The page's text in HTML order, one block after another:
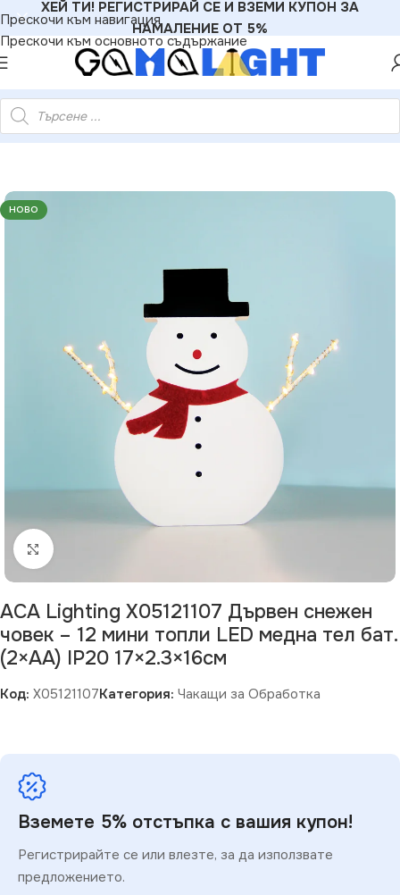
Прескочи към навигация
Прескочи към основното съдържание
ХЕЙ ТИ! РЕГИСТРИРАЙ СЕ И ВЗЕМИ КУПОН ЗА
НАМАЛЕНИЕ ОТ 5%
12 мини топли LED медна тел бат. (2×AA) IP20 17×2.3×16см
НОВО
Щракнете за уголемяване
ACA Lighting X05121107 Дървен снежен
човек – 12 мини топли LED медна тел бат.
(2×AA) IP20 17×2.3×16см
Код: X05121107Категория: Чакащи за Обработка
Вземете 5% отстъпка с вашия купон!
Регистрирайте се или влезте, за да използвате
предложението.